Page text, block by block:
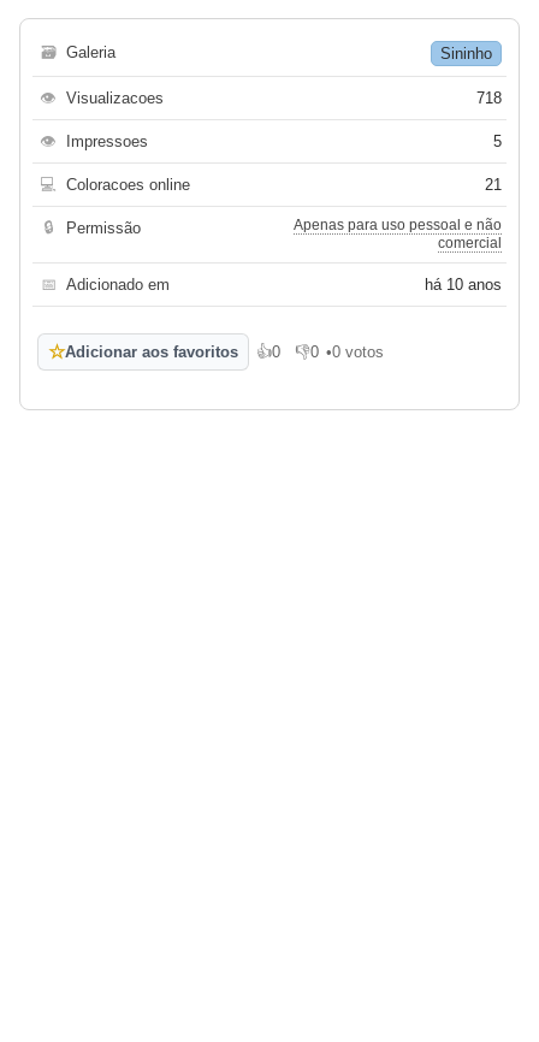
🗃 Galeria Sininho
👁 Visualizacoes 718
👁 Impressoes 5
💻 Coloracoes online 21
🔒 Permissão
Apenas para uso pessoal e não
comercial
📅 Adicionado em há 10 anos
☆Adicionar aos favoritos 👍0
Gosto 👎0
Não gosto
•0 votos